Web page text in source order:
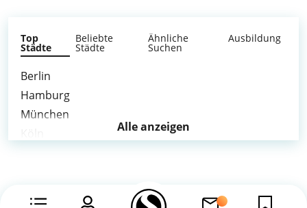
Top
Städte
Beliebte
Städte
Ähnliche
Suchen
Ausbildung
Berlin
Hamburg
München
Alle anzeigen